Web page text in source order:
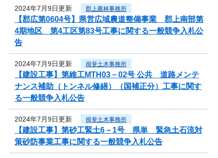
2024年7月9日更新 郡上農林事務所
【郡広第0604号】県営広域農道整備事業 郡上南部第
4期地区 第4工区第83号工事に関する一般競争入札公
告
2024年7月9日更新 揖斐土木事務所
【建設工事】第維工MTH03－02号 公共 道路メンテ
ナンス補助（トンネル修繕）（国補正分）工事に関す
る一般競争入札公告
2024年7月9日更新 揖斐土木事務所
【建設工事】第砂工緊土6－1号 県単 緊急土石流対
策砂防事業工事に関する一般競争入札公告